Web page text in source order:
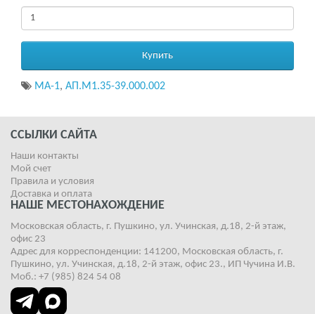
Купить
МА-1, АП.М1.35-39.000.002
ССЫЛКИ САЙТА
Наши контакты
Мой счет
Правила и условия
Доставка и оплата
НАШЕ МЕСТОНАХОЖДЕНИЕ
Московская область, г. Пушкино, ул. Учинская, д.18, 2-й этаж,
офис 23
Адрес для корреспонденции: 141200, Московская область, г.
Пушкино, ул. Учинская, д.18, 2-й этаж, офис 23., ИП Чучина И.В.
Моб.: +7 (985) 824 54 08